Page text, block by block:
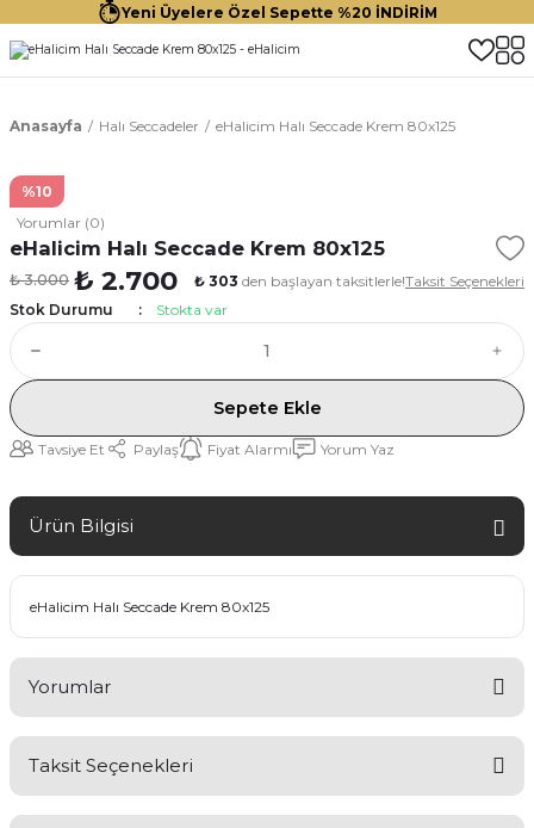
Yeni Üyelere Özel Sepette %20 İNDİRİM
Anasayfa Halı Seccadeler eHalicim Halı Seccade Krem 80x125
%10
Yorumlar (0)
eHalicim Halı Seccade Krem 80x125
₺ 3.000 ₺ 2.700 ₺ 303 den başlayan taksitlerle!Taksit Seçenekleri
Stok Durumu
Stokta var
Sepete Ekle
Tavsiye Et Paylaş Fiyat Alarmı Yorum Yaz
Ürün Bilgisi
eHalicim Halı Seccade Krem 80x125
Yorumlar
Taksit Seçenekleri